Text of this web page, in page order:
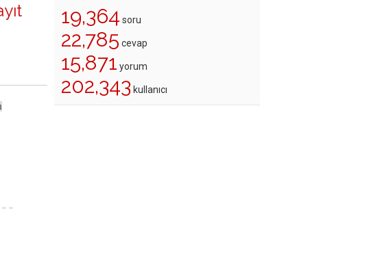
19,364 soru
22,785 cevap
15,871 yorum
202,343 kullanıcı